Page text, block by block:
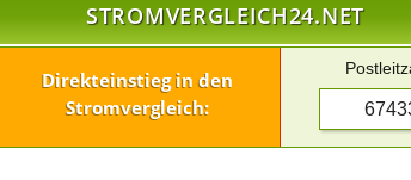
STROMVERGLEICH24.NET
Direkteinstieg in den
Stromvergleich: